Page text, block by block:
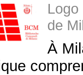
Logo
de
À